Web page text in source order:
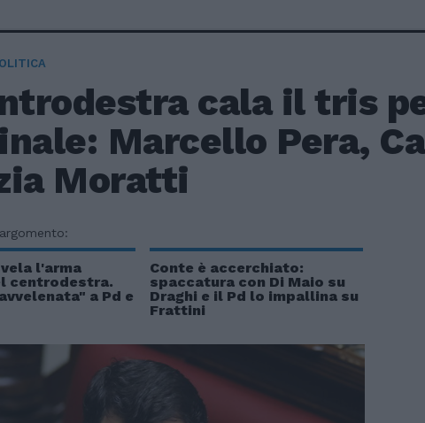
cala il tris
Marcello Pera,
Moratti
l'arma
centrodestra.
a Pd e
Conte è accerchiato:
spaccatura con Di Maio su
Draghi e il Pd lo impallina su
Frattini